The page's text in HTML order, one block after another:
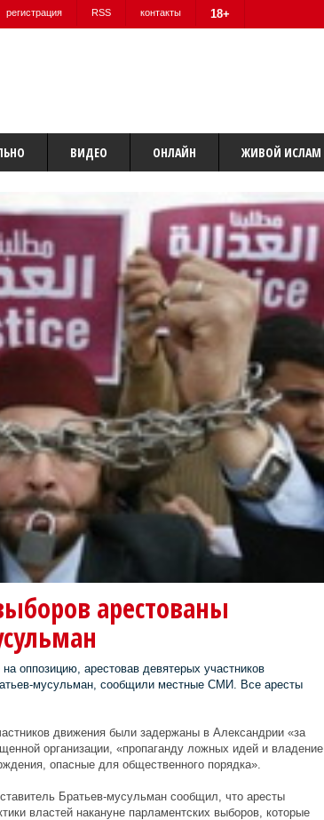
регистрация RSS контакты 18+
ВИДЕО ОНЛАЙН ЖИВОЙ ИСЛАМ
арестованы
оппозицию, арестовав девятерых участников
мусульман, сообщили местные СМИ. Все аресты
движения были задержаны в Александрии «за
организации, «пропаганду ложных идей и владение
опасные для общественного порядка».
Братьев-мусульман сообщил, что аресты
властей накануне парламентских выборов, которые